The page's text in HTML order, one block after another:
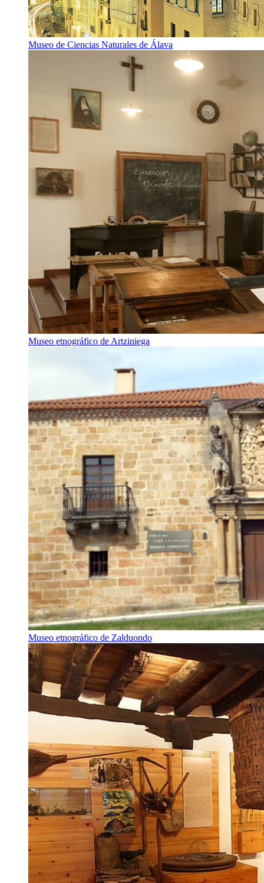
Museo de Ciencias Naturales de Álava
Museo etnográfico de Artziniega
Museo etnográfico de Zalduondo